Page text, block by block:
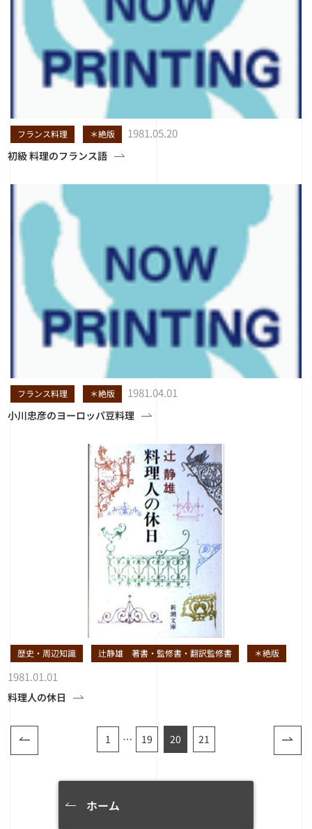
フランス料理 ＊絶版 1981.05.20
初級 料理のフランス語
フランス料理 ＊絶版 1981.04.01
小川忠彦のヨーロッパ豆料理
歴史・周辺知識 辻静雄 著書・監修書・翻訳監修書 ＊絶版
1981.01.01
料理人の休日
1 … 19 20 21
ホーム